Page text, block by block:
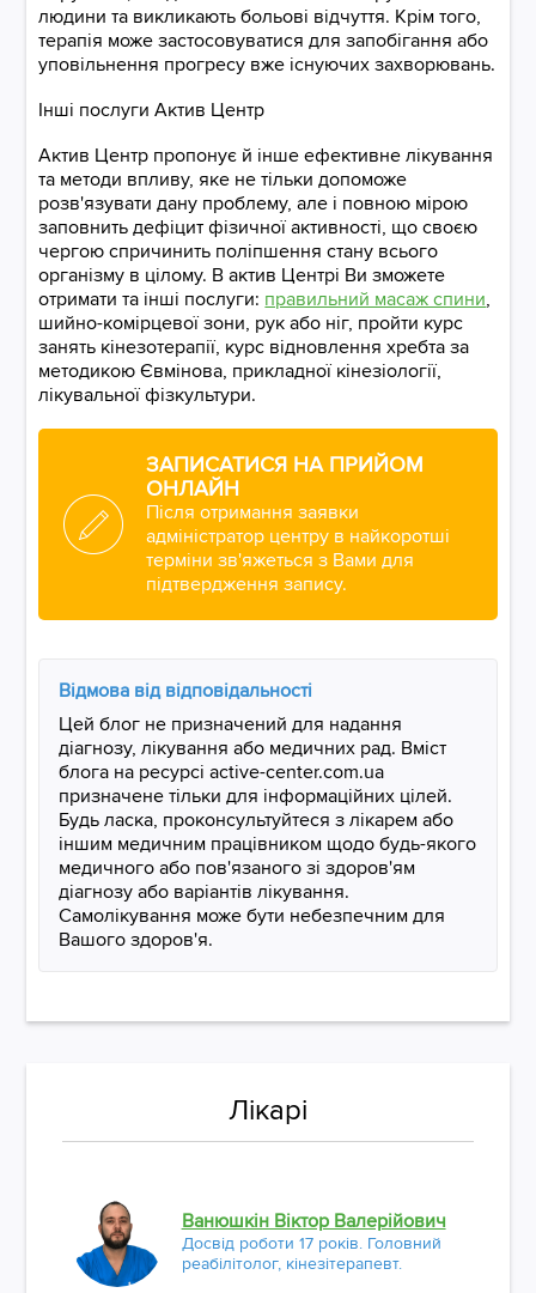
людини та викликають больові відчуття. Крім того,
терапія може застосовуватися для запобігання або
уповільнення прогресу вже існуючих захворювань.
Інші послуги Актив Центр
Актив Центр пропонує й інше ефективне лікування
та методи впливу, яке не тільки допоможе
розв'язувати дану проблему, але і повною мірою
заповнить дефіцит фізичної активності, що своєю
чергою спричинить поліпшення стану всього
організму в цілому. В актив Центрі Ви зможете
отримати та інші послуги: правильний масаж спини,
шийно-комірцевої зони, рук або ніг, пройти курс
занять кінезотерапії, курс відновлення хребта за
методикою Євмінова, прикладної кінезіології,
лікувальної фізкультури.
ЗАПИСАТИСЯ НА ПРИЙОМ
ОНЛАЙН
Після отримання заявки
адміністратор центру в найкоротші
терміни зв'яжеться з Вами для
підтвердження запису.
Відмова від відповідальності
Цей блог не призначений для надання
діагнозу, лікування або медичних рад. Вміст
блога на ресурсі active-center.com.ua
призначене тільки для інформаційних цілей.
Будь ласка, проконсультуйтеся з лікарем або
іншим медичним працівником щодо будь-якого
медичного або пов'язаного зі здоров'ям
діагнозу або варіантів лікування.
Самолікування може бути небезпечним для
Вашого здоров'я.
Лікарі
Ванюшкін Віктор Валерійович
Досвід роботи 17 років. Головний
реабілітолог, кінезітерапевт.